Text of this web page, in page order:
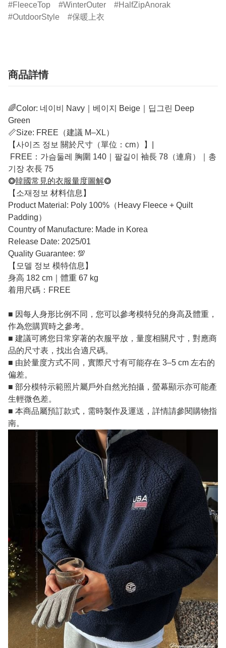
FleeceTop WinterOuter
HalfZipAnorak
OutdoorStyle
保暖上衣
商品詳情
🌈Color: 네이비 Navy｜베이지 Beige｜딥그린 Deep
Green
📏Size: FREE（建議 M–XL）
【사이즈 정보 關於尺寸（單位：cm）】|
FREE：가슴둘레 胸圍 140｜팔길이 袖長 78（連肩）｜총
기장 衣長 75
⭗韓國常見的衣服量度圖解⭗
【소재정보 材料信息】
Product Material: Poly 100%（Heavy Fleece + Quilt
Padding）
Country of Manufacture: Made in Korea
Release Date: 2025/01
Quality Guarantee: 💯
【모델 정보 模特信息】
身高 182 cm｜體重 67 kg
着用尺碼：FREE
■ 因每人身形比例不同，您可以參考模特兒的身高及體重，
作為您購買時之參考。
■ 建議可將您日常穿著的衣服平放，量度相關尺寸，對應商
品的尺寸表，找出合適尺碼。
■ 由於量度方式不同，實際尺寸有可能存在 3–5 cm 左右的
偏差。
■ 部分模特示範照片屬戶外自然光拍攝，螢幕顯示亦可能產
生輕微色差。
■ 本商品屬預訂款式，需時製作及運送，詳情請參閱購物指
南。